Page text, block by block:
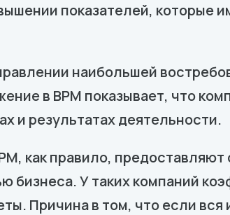
показателей, которые
наибольшей
в BPM показывает, что
и результатах деятельности.
как правило,
бизнеса. У таких компаний
Причина в том, что если